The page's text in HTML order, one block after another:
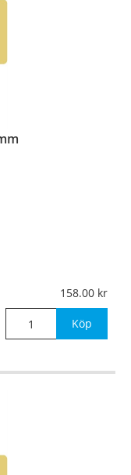
1mm (plan)
158.00
Köp